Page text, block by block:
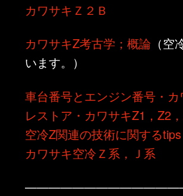
カワサキＺ２Ｂ
カワサキZ考古学；概論 （
います。）
車台番号とエンジン番号・
レストア・カワサキZ1，Z2
空冷Z関連の技術に関する
カワサキ空冷Ｚ系，Ｊ系